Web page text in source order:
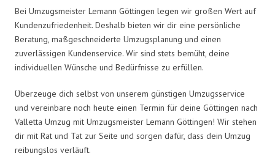
Bei Umzugsmeister Lemann Göttingen legen wir großen Wert auf
Kundenzufriedenheit. Deshalb bieten wir dir eine persönliche
Beratung, maßgeschneiderte Umzugsplanung und einen
zuverlässigen Kundenservice. Wir sind stets bemüht, deine
individuellen Wünsche und Bedürfnisse zu erfüllen.
Überzeuge dich selbst von unserem günstigen Umzugsservice
und vereinbare noch heute einen Termin für deine Göttingen nach
Valletta Umzug mit Umzugsmeister Lemann Göttingen! Wir stehen
dir mit Rat und Tat zur Seite und sorgen dafür, dass dein Umzug
reibungslos verläuft.